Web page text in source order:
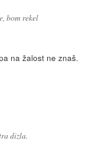
bom rekel
na žalost ne znaš.
dizla.